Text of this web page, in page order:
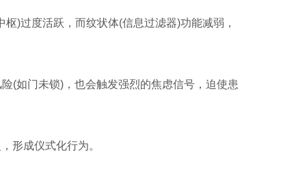
)过度活跃，而纹状体(信息过滤器)功能减弱，
(如门未锁)，也会触发强烈的焦虑信号，迫使患
形成仪式化行为。